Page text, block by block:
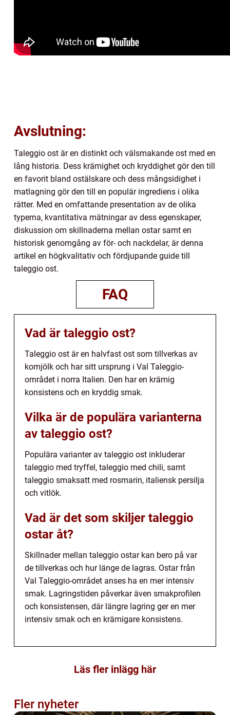
Avslutning:
Taleggio ost är en distinkt och välsmakande ost med en
lång historia. Dess krämighet och kryddighet gör den till
en favorit bland ostälskare och dess mångsidighet i
matlagning gör den till en populär ingrediens i olika
rätter. Med en omfattande presentation av de olika
typerna, kvantitativa mätningar av dess egenskaper,
diskussion om skillnaderna mellan ostar samt en
historisk genomgång av för- och nackdelar, är denna
artikel en högkvalitativ och fördjupande guide till
taleggio ost.
FAQ
Vad är taleggio ost?
Taleggio ost är en halvfast ost som tillverkas av
komjölk och har sitt ursprung i Val Taleggio-
området i norra Italien. Den har en krämig
konsistens och en kryddig smak.
Vilka är de populära varianterna
av taleggio ost?
Populära varianter av taleggio ost inkluderar
taleggio med tryffel, taleggio med chili, samt
taleggio smaksatt med rosmarin, italiensk persilja
och vitlök.
Vad är det som skiljer taleggio
ostar åt?
Skillnader mellan taleggio ostar kan bero på var
de tillverkas och hur länge de lagras. Ostar från
Val Taleggio-området anses ha en mer intensiv
smak. Lagringstiden påverkar även smakprofilen
och konsistensen, där längre lagring ger en mer
intensiv smak och en krämigare konsistens.
Läs fler inlägg här
Fler nyheter